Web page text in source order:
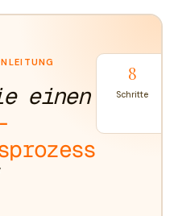
einen
8
Schritte